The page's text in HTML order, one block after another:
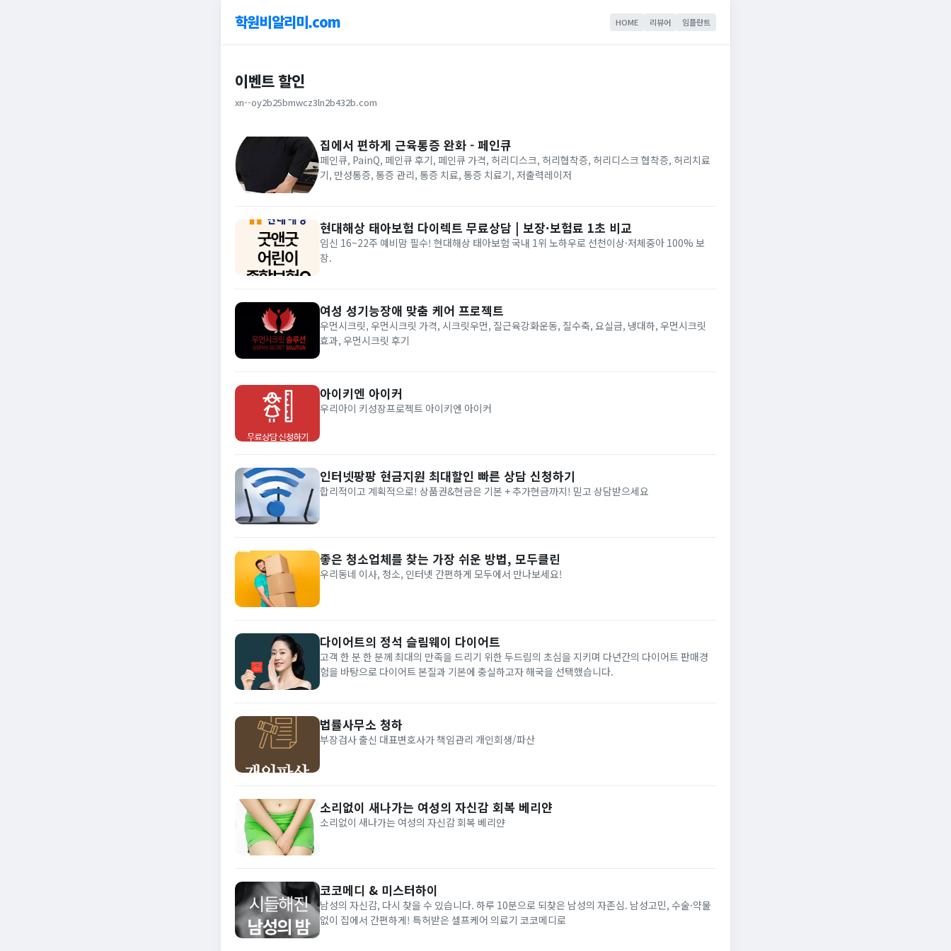
학원비알리미.com HOME 리뷰어 임플란트
이벤트 할인
xn--oy2b25bmwcz3ln2b432b.com
집에서 편하게 근육통증 완화 - 페인큐
페인큐, PainQ, 페인큐 후기, 페인큐 가격, 허리디스크, 허리협착증, 허리디스크 협착증, 허리치료
기, 만성통증, 통증 관리, 통증 치료, 통증 치료기, 저출력레이저
현대해상 태아보험 다이렉트 무료상담 | 보장·보험료 1초 비교
임신 16~22주 예비맘 필수! 현대해상 태아보험 국내 1위 노하우로 선천이상·저체중아 100% 보
장.
여성 성기능장애 맞춤 케어 프로젝트
우먼시크릿, 우먼시크릿 가격, 시크릿우먼, 질근육강화운동, 질수축, 요실금, 냉대하, 우먼시크릿
효과, 우먼시크릿 후기
아이키엔 아이커
우리아이 키성장프로젝트 아이키엔 아이커
인터넷팡팡 현금지원 최대할인 빠른 상담 신청하기
합리적이고 계획적으로! 상품권&현금은 기본 + 추가현금까지! 믿고 상담받으세요
좋은 청소업체를 찾는 가장 쉬운 방법, 모두클린
우리동네 이사, 청소, 인터넷 간편하게 모두에서 만나보세요!
다이어트의 정석 슬림웨이 다이어트
고객 한 분 한 분께 최대의 만족을 드리기 위한 두드림의 초심을 지키며 다년간의 다이어트 판매경
험을 바탕으로 다이어트 본질과 기본에 충실하고자 해국을 선택했습니다.
법률사무소 청하
부장검사 출신 대표변호사가 책임관리 개인회생/파산
소리없이 새나가는 여성의 자신감 회복 베리얀
소리없이 새나가는 여성의 자신감 회복 베리얀
코코메디 & 미스터하이
남성의 자신감, 다시 찾을 수 있습니다. 하루 10분으로 되찾은 남성의 자존심. 남성고민, 수술·약물
없이 집에서 간편하게! 특허받은 셀프케어 의료기 코코메디로